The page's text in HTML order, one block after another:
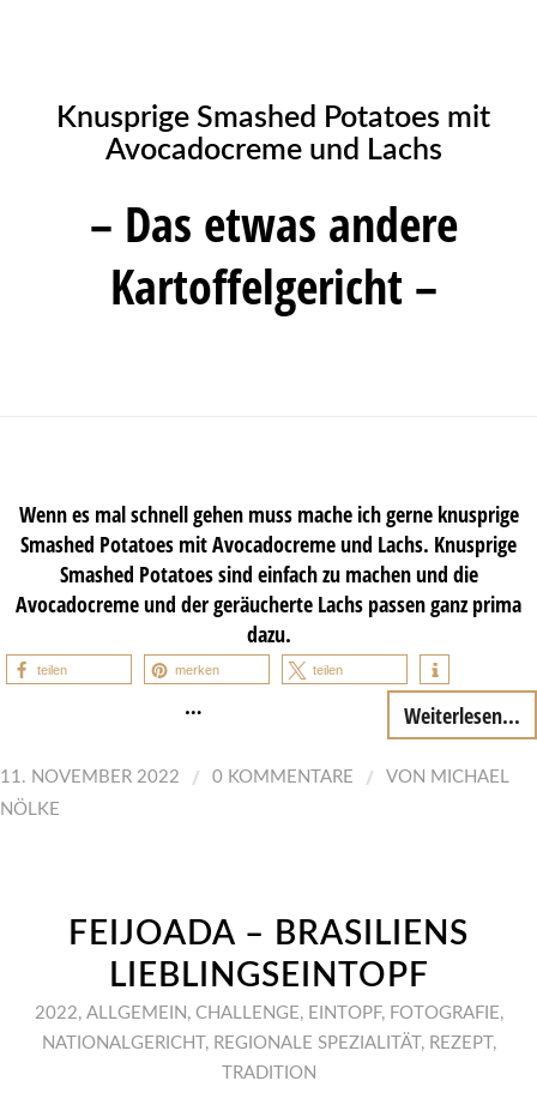
Knusprige Smashed Potatoes mit
Avocadocreme und Lachs
– Das etwas andere
Kartoffelgericht –
Wenn es mal schnell gehen muss mache ich gerne knusprige
Smashed Potatoes mit Avocadocreme und Lachs. Knusprige
Smashed Potatoes sind einfach zu machen und die
Avocadocreme und der geräucherte Lachs passen ganz prima
dazu.
teilen merken teilen
… Weiterlesen...
11. NOVEMBER 2022 / 0 KOMMENTARE / VON MICHAEL
NÖLKE
FEIJOADA – BRASILIENS
LIEBLINGSEINTOPF
2022, ALLGEMEIN , CHALLENGE, EINTOPF, FOTOGRAFIE,
NATIONALGERICHT , REGIONALE SPEZIALITÄT , REZEPT ,
TRADITION